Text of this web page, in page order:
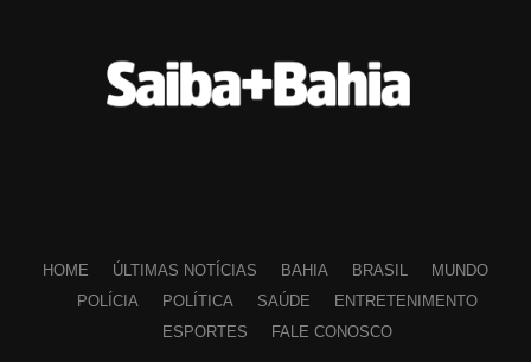
HOME ÚLTIMAS NOTÍCIAS BAHIA BRASIL
MUNDO
POLÍCIA
POLÍTICA SAÚDE
ENTRETENIMENTO
ESPORTES
FALE CONOSCO